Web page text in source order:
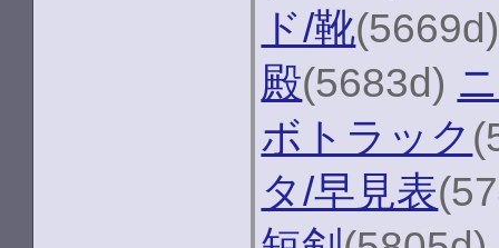
ド/靴
殿(5683d)
ボトラック
タ/早見表